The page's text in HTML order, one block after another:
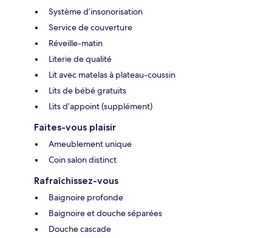
Système d’insonorisation
Service de couverture
Réveille-matin
Literie de qualité
Lit avec matelas à plateau-coussin
Lits de bébé gratuits
Lits d’appoint (supplément)
Faites-vous plaisir
Ameublement unique
Coin salon distinct
Rafraîchissez-vous
Baignoire profonde
Baignoire et douche séparées
Douche cascade